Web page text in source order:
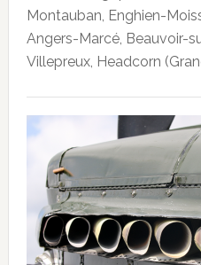
Montauban, Enghien-
Angers-Marcé, Beauvoir-
Villepreux, Headcorn